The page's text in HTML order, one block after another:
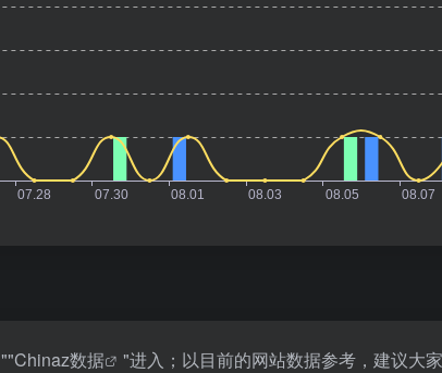
""Chinaz数据
"进入；以目前的网站数据参考，建议大